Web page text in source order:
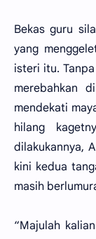
Bekas guru
yang
isteri itu.
merebahkan
mendekati
hilang
dilakukannya,
kini kedua
masih
“Majulah